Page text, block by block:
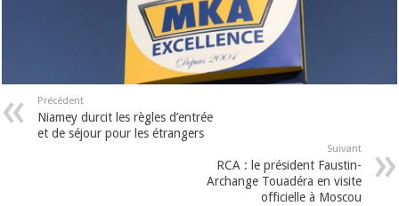
Précédent
Niamey durcit les règles d’entrée
et de séjour pour les étrangers
Suivant
RCA : le président Faustin-
Archange Touadéra en visite
officielle à Moscou